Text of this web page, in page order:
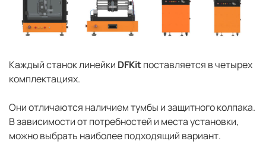
Каждый станок линейки DFKitпоставляется в четырех
комплектациях.
Они отличаются наличием тумбы и защитного колпака.
В зависимости от потребностей и места установки,
можно выбрать наиболее подходящий вариант.